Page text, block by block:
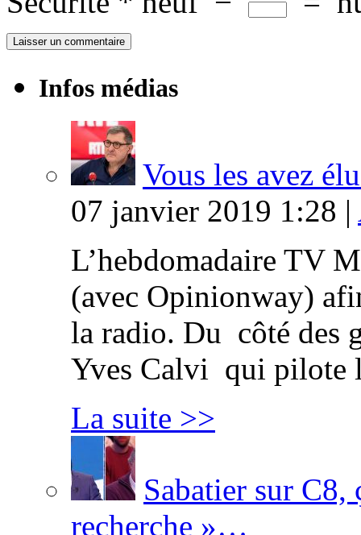
Infos médias
Vous les avez
07 janvier 2019 1:28 |
L’hebdomadaire TV
(avec Opinionway)
la radio. Du côté des
Yves Calvi qui
La suite >>
Sabatier sur C8,
recherche »…